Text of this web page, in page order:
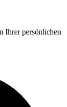
Ihrer persönlichen